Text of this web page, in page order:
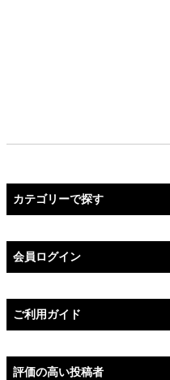
カテゴリーで探す
会員ログイン
ご利用ガイド
評価の高い投稿者